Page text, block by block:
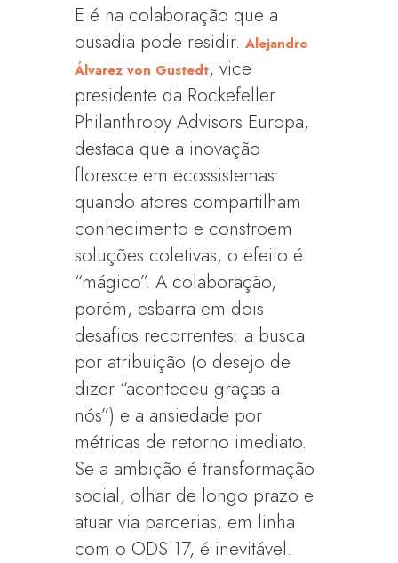
E é na colaboração que a
ousadia pode residir.Alejandro
Álvarez von Gustedt, vice
presidente da Rockefeller
Philanthropy Advisors Europa,
destaca que a inovação
floresce em ecossistemas:
quando atores compartilham
conhecimento e constroem
soluções coletivas, o efeito é
“mágico”. A colaboração,
porém, esbarra em dois
desafios recorrentes: a busca
por atribuição (o desejo de
dizer “aconteceu graças a
nós”) e a ansiedade por
métricas de retorno imediato.
Se a ambição é transformação
social, olhar de longo prazo e
atuar via parcerias, em linha
com o ODS 17, é inevitável.